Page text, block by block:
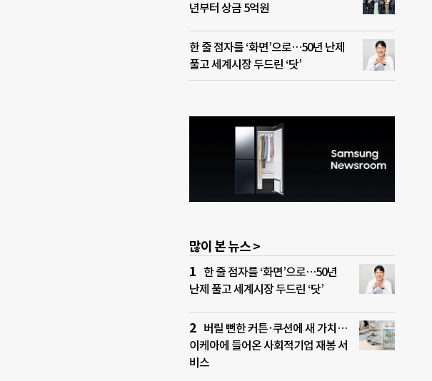
년부터 상금 5억원
한 줄 점자를 ‘화면’으로…50년 난제
풀고 세계시장 두드린 ‘닷’
많이 본 뉴스 >
한 줄 점자를 ‘화면’으로…50년
난제 풀고 세계시장 두드린 ‘닷’
버릴 뻔한 커튼·쿠션에 새 가치…
이케아에 들어온 사회적기업 재봉 서
비스